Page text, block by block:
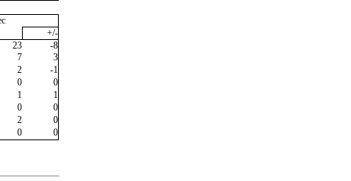
+/-
23
-8
7
3
2
-1
0
0
1
1
0
0
2
0
0 0